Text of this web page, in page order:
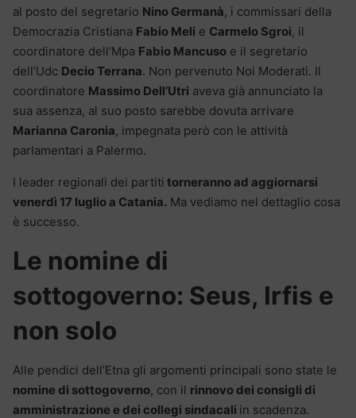
al posto del segretario Nino Germanà, i commissari della
Democrazia Cristiana Fabio Meli e Carmelo Sgroi, il
coordinatore dell’Mpa Fabio Mancuso e il segretario
dell’Udc Decio Terrana. Non pervenuto Noi Moderati. Il
coordinatore Massimo Dell’Utri aveva già annunciato la
sua assenza, al suo posto sarebbe dovuta arrivare
Marianna Caronia, impegnata però con le attività
parlamentari a Palermo.
I leader regionali dei partiti torneranno ad aggiornarsi
venerdì 17 luglio a Catania. Ma vediamo nel dettaglio cosa
è successo.
Le nomine di
sottogoverno: Seus, Irfis e
non solo
Alle pendici dell’Etna gli argomenti principali sono state le
nomine di sottogoverno, con il rinnovo dei consigli di
amministrazione e dei collegi sindacali in scadenza.